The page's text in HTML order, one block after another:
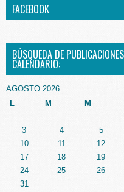
FACEBOOK
BÚSQUEDA DE
CALENDARIO:
AGOSTO 2026
L
M M
3
4 5
10
11 12
17
18 19
24
25 26
31